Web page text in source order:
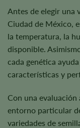
Antes de elegir una
Ciudad de México,
la temperatura, la
disponible.
cada genética
características y
Con una
entorno particular
variedades de